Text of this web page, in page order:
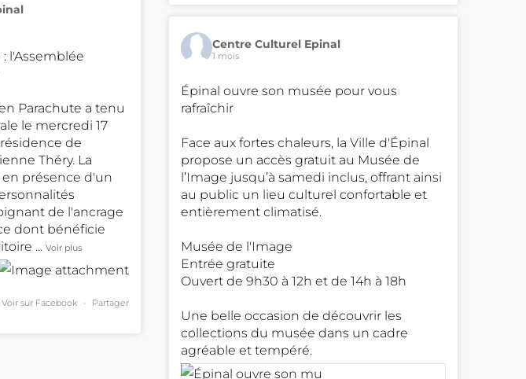
: l'Assemblée
Parachute a tenu
le mercredi 17
de
Théry. La
présence d'un
de l'ancrage
dont bénéficie
...Voir plus
Voir sur Facebook · Partager
Centre Culturel Epinal
1 mois
Épinal ouvre son musée pour vous
rafraîchir
Face aux fortes chaleurs, la Ville d'Épinal
propose un accès gratuit au Musée de
l’Image jusqu’à samedi inclus, offrant ainsi
au public un lieu culturel confortable et
entièrement climatisé.
Musée de l'Image
Entrée gratuite
Ouvert de 9h30 à 12h et de 14h à 18h
Une belle occasion de découvrir les
collections du musée dans un cadre
agréable et tempéré.